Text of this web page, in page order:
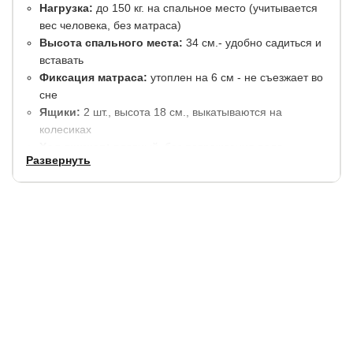
Нагрузка: до 150 кг. на спальное место (учитывается
вес человека, без матраса)
Высота спального места: 34 см.- удобно садиться и
вставать
Фиксация матраса: утоплен на 6 см - не съезжает во
сне
Ящики: 2 шт., высота 18 см., выкатываются на
колесиках
(прорезиненные колеса)
Каркас:высокопрочное сертифицированное ДСП
Развернуть